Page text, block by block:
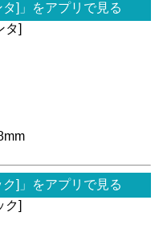
]」をアプリで見る
タ]
]」をアプリで見る
ク]